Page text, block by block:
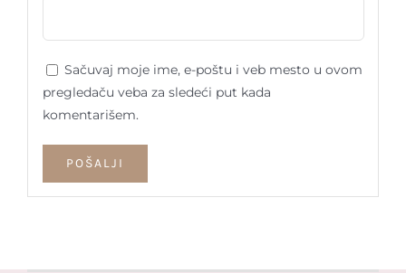
Sačuvaj moje ime, e-poštu i veb mesto u ovom
pregledaču veba za sledeći put kada
komentarišem.